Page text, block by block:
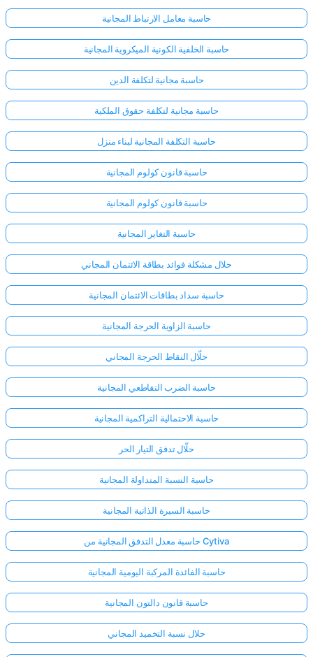
حاسبة معامل الارتباط المجانية
حاسبة الخلفية الكونية الميكروية المجانية
حاسبة مجانية لتكلفة الدين
حاسبة مجانية لتكلفة حقوق الملكية
حاسبة التكلفة المجانية لبناء منزل
حاسبة قانون كولوم المجانية
حاسبة قانون كولوم المجانية
حاسبة التغاير المجانية
حلال مشكلة فوائد بطاقة الائتمان المجاني
حاسبة سداد بطاقات الائتمان المجانية
حاسبة الزاوية الحرجة المجانية
حلّال النقاط الحرجة المجاني
حاسبة الضرب التقاطعي المجانية
حاسبة الاحتمالية التراكمية المجانية
حلّال تدفق التيار الحر
حاسبة النسبة المتداولة المجانية
حاسبة السيرة الذاتية المجانية
حاسبة معدل التدفق المجانية من Cytiva
حاسبة الفائدة المركبة اليومية المجانية
حاسبة قانون دالتون المجانية
حلال نسبة التخميد المجاني